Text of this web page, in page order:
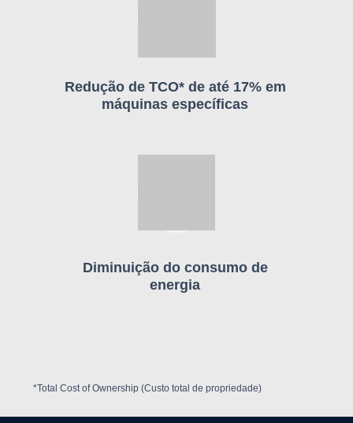
Diminuição do consumo de
energia
Redução de TCO* de até 17% em
máquinas específicas
*Total Cost of Ownership (Custo total de propriedade)